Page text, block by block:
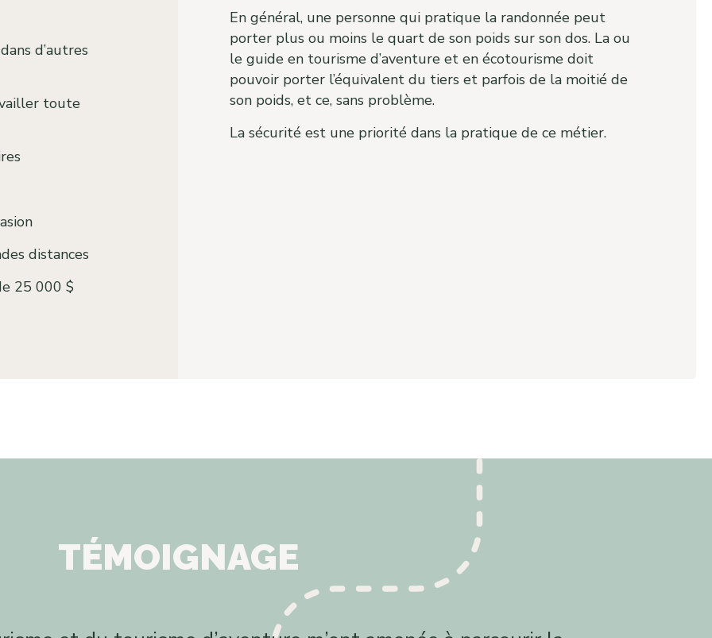
d’autres
toute
distances
25 000 $
En général, une personne qui pratique la randonnée peut
porter plus ou moins le quart de son poids sur son dos. La ou
le guide en tourisme d’aventure et en écotourisme doit
pouvoir porter l’équivalent du tiers et parfois de la moitié de
son poids, et ce, sans problème.
La sécurité est une priorité dans la pratique de ce métier.
TÉMOIGNAGE